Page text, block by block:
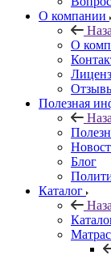
О компании
О
Полезная
Блог
Каталог